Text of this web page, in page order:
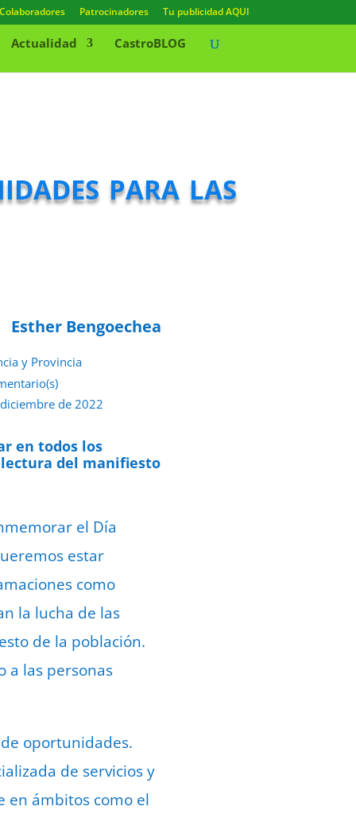
Colaboradores Patrocinadores Tu publicidad AQUI
Actualidad CastroBLOG
para las
Esther Bengoechea
y Provincia
de 2022
en todos los
del manifiesto
el Día
estar
como
la lucha de las
de la población.
a las personas
oportunidades.
de servicios y
en ámbitos como el